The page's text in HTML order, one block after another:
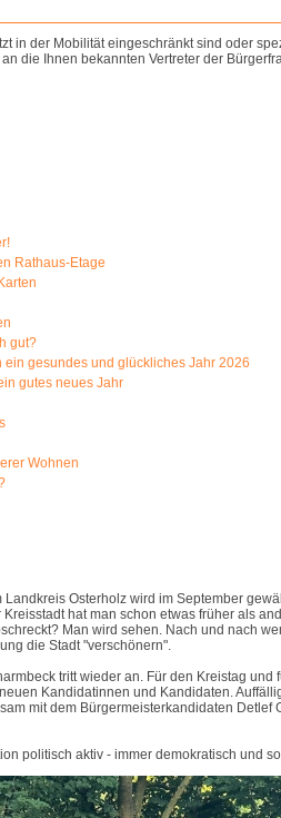
in der Mobilität eingeschränkt sind oder
die Ihnen bekannten Vertreter der
Rathaus-Etage
gut?
gesundes und glückliches Jahr 2026
gutes neues Jahr
Wohnen
Landkreis Osterholz wird im September
hat man schon etwas früher als
Man wird sehen. Nach und nach
die Stadt "verschönern".
tritt wieder an. Für den Kreistag und
Kandidatinnen und Kandidaten.
mit dem Bürgermeisterkandidaten Detlef